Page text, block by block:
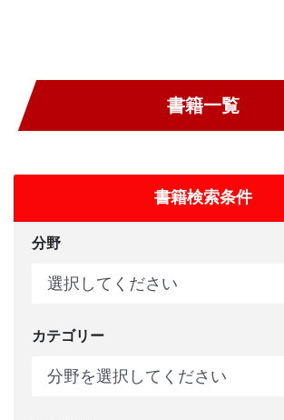
書籍一覧
書籍検索条件
分野
カテゴリー